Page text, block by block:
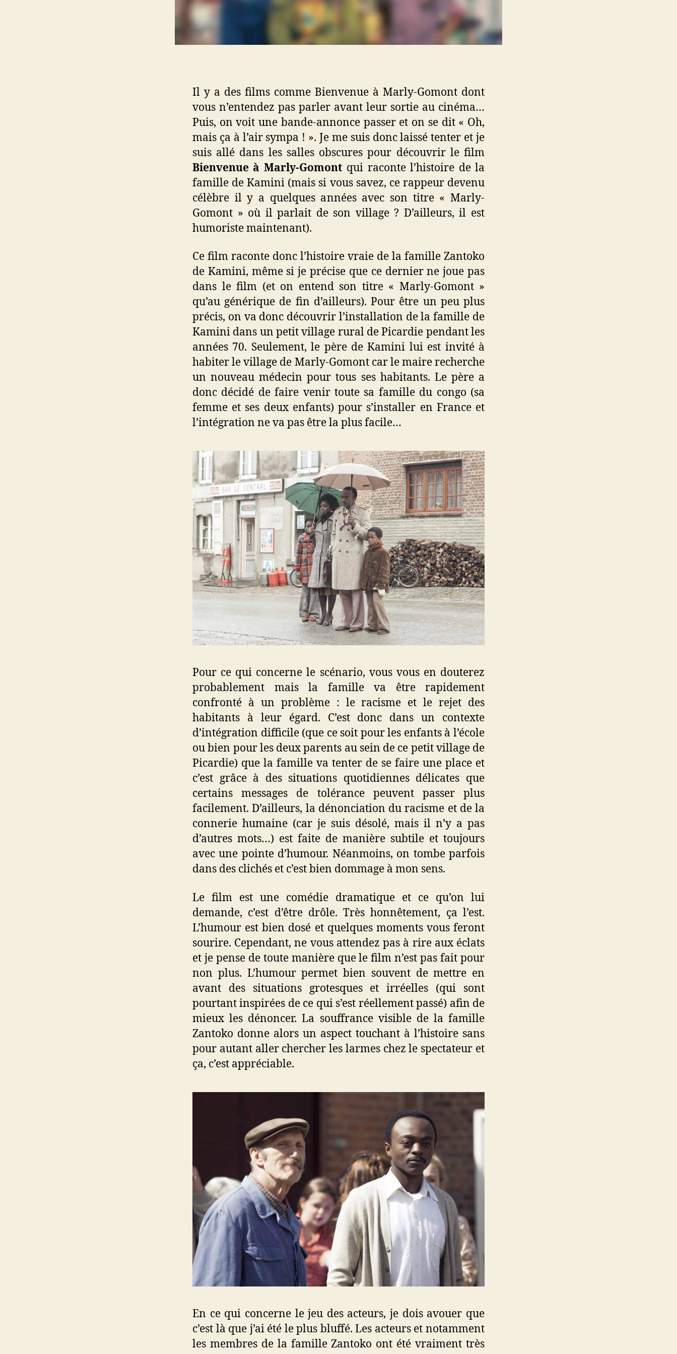
Il y a des films comme Bienvenue à Marly-Gomont dont
vous n’entendez pas parler avant leur sortie au cinéma…
Puis, on voit une bande-annonce passer et on se dit « Oh,
mais ça à l’air sympa ! ». Je me suis donc laissé tenter et je
suis allé dans les salles obscures pour découvrir le film
Bienvenue à Marly-Gomont qui raconte l’histoire de la
famille de Kamini (mais si vous savez, ce rappeur devenu
célèbre il y a quelques années avec son titre « Marly-
Gomont » où il parlait de son village ? D’ailleurs, il est
humoriste maintenant).
Ce film raconte donc l’histoire vraie de la famille Zantoko
de Kamini, même si je précise que ce dernier ne joue pas
dans le film (et on entend son titre « Marly-Gomont »
qu’au générique de fin d’ailleurs). Pour être un peu plus
précis, on va donc découvrir l’installation de la famille de
Kamini dans un petit village rural de Picardie pendant les
années 70. Seulement, le père de Kamini lui est invité à
habiter le village de Marly-Gomont car le maire recherche
un nouveau médecin pour tous ses habitants. Le père a
donc décidé de faire venir toute sa famille du congo (sa
femme et ses deux enfants) pour s’installer en France et
l’intégration ne va pas être la plus facile…
Pour ce qui concerne le scénario, vous vous en douterez
probablement mais la famille va être rapidement
confronté à un problème : le racisme et le rejet des
habitants à leur égard. C’est donc dans un contexte
d’intégration difficile (que ce soit pour les enfants à l’école
ou bien pour les deux parents au sein de ce petit village de
Picardie) que la famille va tenter de se faire une place et
c’est grâce à des situations quotidiennes délicates que
certains messages de tolérance peuvent passer plus
facilement. D’ailleurs, la dénonciation du racisme et de la
connerie humaine (car je suis désolé, mais il n’y a pas
d’autres mots…) est faite de manière subtile et toujours
avec une pointe d’humour. Néanmoins, on tombe parfois
dans des clichés et c’est bien dommage à mon sens.
Le film est une comédie dramatique et ce qu’on lui
demande, c’est d’être drôle. Très honnêtement, ça l’est.
L’humour est bien dosé et quelques moments vous feront
sourire. Cependant, ne vous attendez pas à rire aux éclats
et je pense de toute manière que le film n’est pas fait pour
non plus. L’humour permet bien souvent de mettre en
avant des situations grotesques et irréelles (qui sont
pourtant inspirées de ce qui s’est réellement passé) afin de
mieux les dénoncer. La souffrance visible de la famille
Zantoko donne alors un aspect touchant à l’histoire sans
pour autant aller chercher les larmes chez le spectateur et
ça, c’est appréciable.
En ce qui concerne le jeu des acteurs, je dois avouer que
c’est là que j’ai été le plus bluffé. Les acteurs et notamment
les membres de la famille Zantoko ont été vraiment très